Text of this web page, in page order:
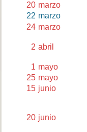
20 marzo
22 marzo
24 marzo
2 abril
1 mayo
25 mayo
15 junio
20 junio